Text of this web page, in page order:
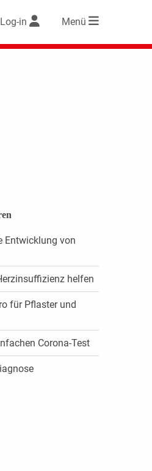
Log-in Menü
Entwicklung von
helfen
für Pflaster und
Corona-Test